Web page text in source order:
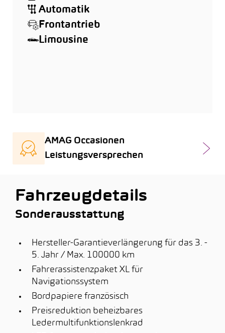
Automatik
Frontantrieb
Limousine
AMAG Occasionen
Leistungsversprechen
Fahrzeugdetails
Sonderausstattung
Hersteller-Garantieverlängerung für das 3. -
5. Jahr / Max. 100000 km
Fahrerassistenzpaket XL für
Navigationssystem
Bordpapiere französisch
Preisreduktion beheizbares
Ledermultifunktionslenkrad